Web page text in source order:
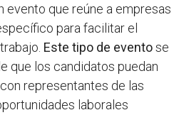
evento que reúne a empresas
para facilitar el
Este tipo de eventose
que los candidatos puedan
representantes de las
laborales